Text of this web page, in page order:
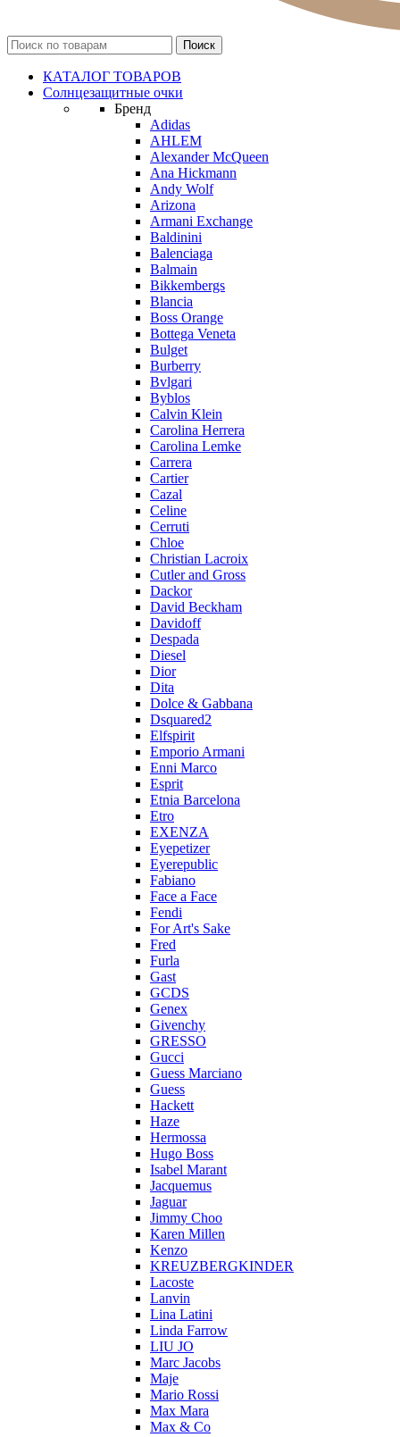
КАТАЛОГ ТОВАРОВ
Солнцезащитные очки
Бренд
Adidas
AHLEM
Alexander McQueen
Ana Hickmann
Andy Wolf
Arizona
Armani Exchange
Baldinini
Balenciaga
Balmain
Bikkembergs
Blancia
Boss Orange
Bottega Veneta
Bulget
Burberry
Bvlgari
Byblos
Calvin Klein
Carolina Herrera
Carolina Lemke
Carrera
Cartier
Cazal
Celine
Cerruti
Chloe
Christian Lacroix
Cutler and Gross
Dackor
David Beckham
Davidoff
Despada
Diesel
Dior
Dita
Dolce & Gabbana
Dsquared2
Elfspirit
Emporio Armani
Enni Marco
Esprit
Etnia Barcelona
Etro
EXENZA
Eyepetizer
Eyerepublic
Fabiano
Face a Face
Fendi
For Art's Sake
Fred
Furla
Gast
GCDS
Genex
Givenchy
GRESSO
Gucci
Guess Marciano
Guess
Hackett
Haze
Hermossa
Hugo Boss
Isabel Marant
Jacquemus
Jaguar
Jimmy Choo
Karen Millen
Kenzo
KREUZBERGKINDER
Lacoste
Lanvin
Lina Latini
Linda Farrow
LIU JO
Marc Jacobs
Maje
Mario Rossi
Max Mara
Max & Co